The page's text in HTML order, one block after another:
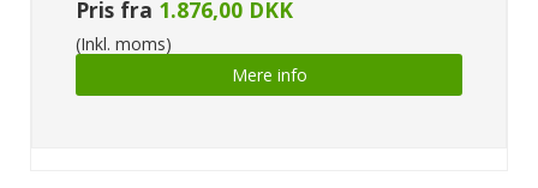
Pris fra 1.876,00 DKK
(Inkl. moms)
Mere info